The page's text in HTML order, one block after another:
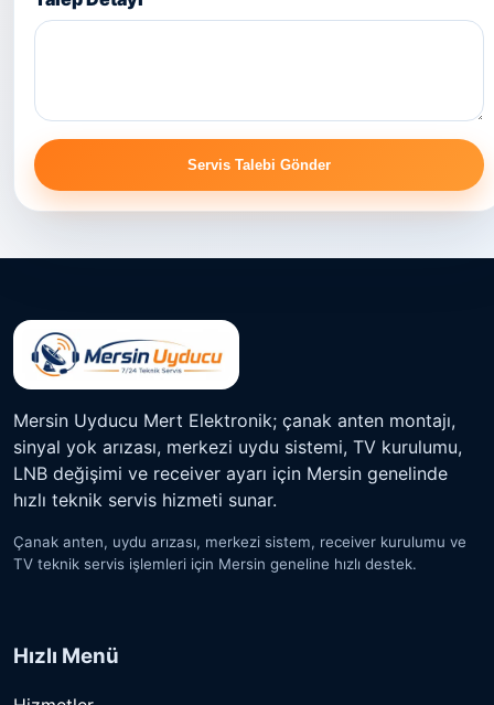
Servis Talebi Gönder
Mersin Uyducu Mert Elektronik; çanak anten montajı,
sinyal yok arızası, merkezi uydu sistemi, TV kurulumu,
LNB değişimi ve receiver ayarı için Mersin genelinde
hızlı teknik servis hizmeti sunar.
Çanak anten, uydu arızası, merkezi sistem, receiver kurulumu ve
TV teknik servis işlemleri için Mersin geneline hızlı destek.
Hızlı Menü